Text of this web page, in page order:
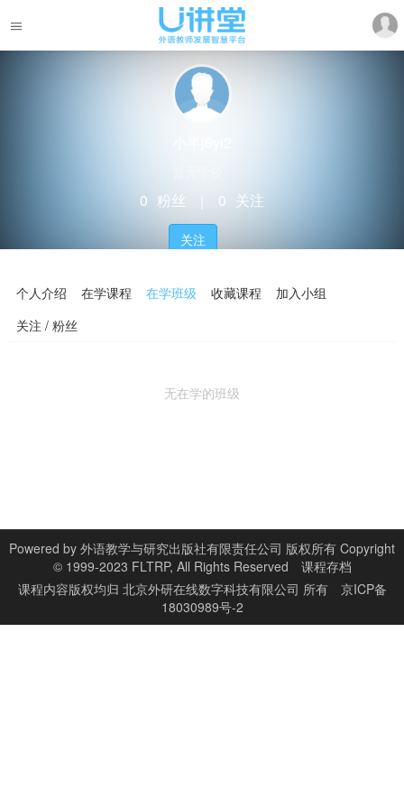
0 粉丝 0 关注
关注
个人介绍 在学课程 在学班级 收藏课程
加入小组
关注 / 粉丝
无在学的班级
Powered by 外语教学与研究出版社有限责任公司 版权所有 Copyright
© 1999-2023 FLTRP, All Rights Reserved
课程存档
课程内容版权均归 北京外研在线数字科技有限公司 所有
京ICP备
18030989号-2